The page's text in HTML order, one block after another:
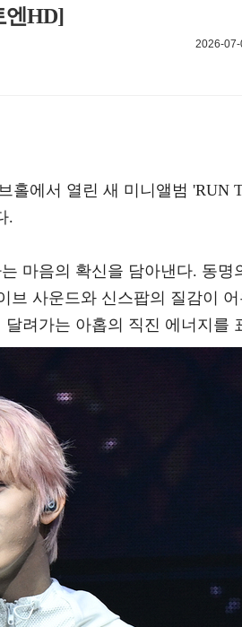
엔HD]
2026-
홀에서 열린 새 미니앨범 'RUN
.
마음의 확신을 담아낸다. 동명
브 사운드와 신스팝의 질감이 어
려가는 아홉의 직진 에너지를